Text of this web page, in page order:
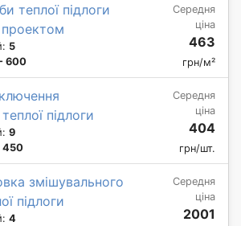
теплої підлоги
проектом
5
600
Середня
ціна
463
грн/м²
підлоги
9
450
Середня
ціна
404
грн/шт.
змішувального
підлоги
4
Середня
ціна
2001